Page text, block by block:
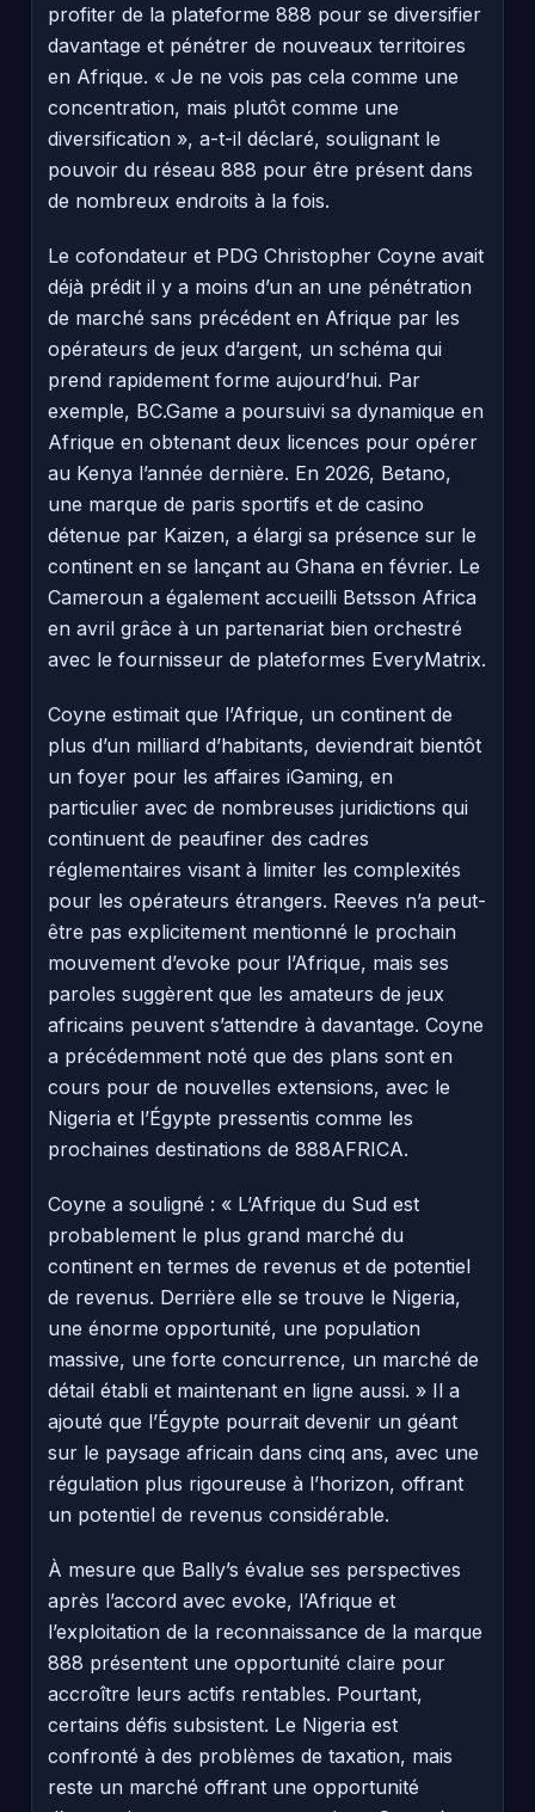
profiter de la plateforme 888 pour se diversifier
davantage et pénétrer de nouveaux territoires
en Afrique. « Je ne vois pas cela comme une
concentration, mais plutôt comme une
diversification », a-t-il déclaré, soulignant le
pouvoir du réseau 888 pour être présent dans
de nombreux endroits à la fois.
Le cofondateur et PDG Christopher Coyne avait
déjà prédit il y a moins d’un an une pénétration
de marché sans précédent en Afrique par les
opérateurs de jeux d’argent, un schéma qui
prend rapidement forme aujourd’hui. Par
exemple, BC.Game a poursuivi sa dynamique en
Afrique en obtenant deux licences pour opérer
au Kenya l’année dernière. En 2026, Betano,
une marque de paris sportifs et de casino
détenue par Kaizen, a élargi sa présence sur le
continent en se lançant au Ghana en février. Le
Cameroun a également accueilli Betsson Africa
en avril grâce à un partenariat bien orchestré
avec le fournisseur de plateformes EveryMatrix.
Coyne estimait que l’Afrique, un continent de
plus d’un milliard d’habitants, deviendrait bientôt
un foyer pour les affaires iGaming, en
particulier avec de nombreuses juridictions qui
continuent de peaufiner des cadres
réglementaires visant à limiter les complexités
pour les opérateurs étrangers. Reeves n’a peut-
être pas explicitement mentionné le prochain
mouvement d’evoke pour l’Afrique, mais ses
paroles suggèrent que les amateurs de jeux
africains peuvent s’attendre à davantage. Coyne
a précédemment noté que des plans sont en
cours pour de nouvelles extensions, avec le
Nigeria et l’Égypte pressentis comme les
prochaines destinations de 888AFRICA.
Coyne a souligné : « L’Afrique du Sud est
probablement le plus grand marché du
continent en termes de revenus et de potentiel
de revenus. Derrière elle se trouve le Nigeria,
une énorme opportunité, une population
massive, une forte concurrence, un marché de
détail établi et maintenant en ligne aussi. » Il a
ajouté que l’Égypte pourrait devenir un géant
sur le paysage africain dans cinq ans, avec une
régulation plus rigoureuse à l’horizon, offrant
un potentiel de revenus considérable.
À mesure que Bally’s évalue ses perspectives
après l’accord avec evoke, l’Afrique et
l’exploitation de la reconnaissance de la marque
888 présentent une opportunité claire pour
accroître leurs actifs rentables. Pourtant,
certains défis subsistent. Le Nigeria est
confronté à des problèmes de taxation, mais
reste un marché offrant une opportunité